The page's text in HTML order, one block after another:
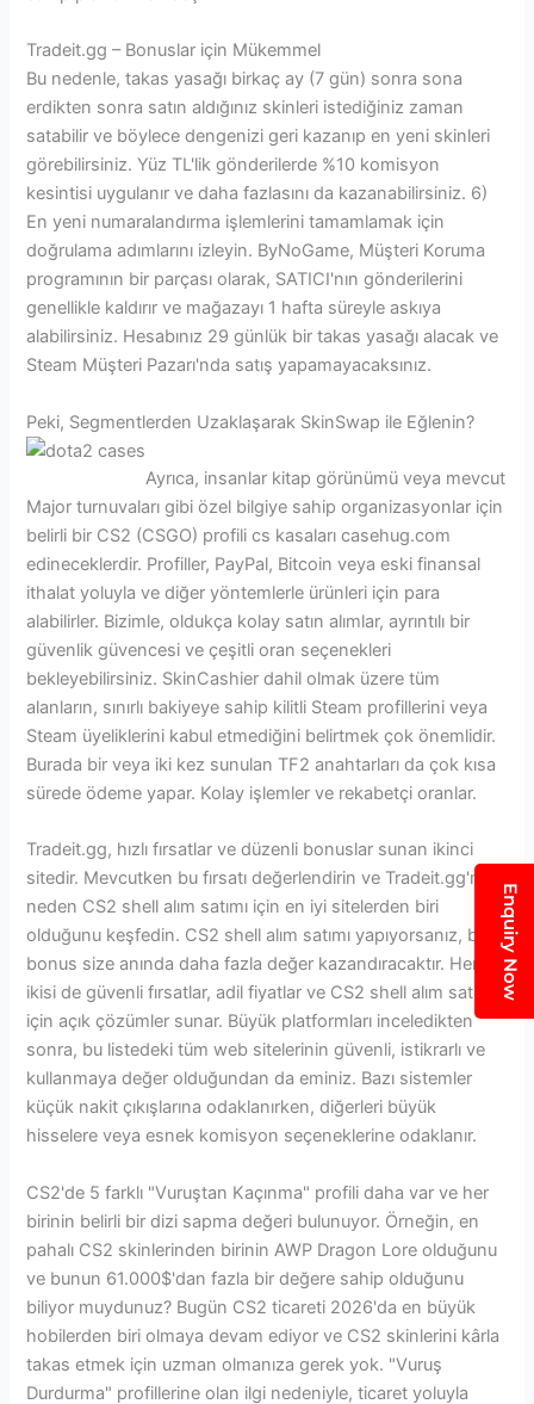
Tradeit.gg – Bonuslar için Mükemmel
Bu nedenle, takas yasağı birkaç ay (7 gün) sonra sona
erdikten sonra satın aldığınız skinleri istediğiniz zaman
satabilir ve böylece dengenizi geri kazanıp en yeni skinleri
görebilirsiniz. Yüz TL'lik gönderilerde %10 komisyon
kesintisi uygulanır ve daha fazlasını da kazanabilirsiniz. 6)
En yeni numaralandırma işlemlerini tamamlamak için
doğrulama adımlarını izleyin. ByNoGame, Müşteri Koruma
programının bir parçası olarak, SATICI'nın gönderilerini
genellikle kaldırır ve mağazayı 1 hafta süreyle askıya
alabilirsiniz. Hesabınız 29 günlük bir takas yasağı alacak ve
Steam Müşteri Pazarı'nda satış yapamayacaksınız.
Peki, Segmentlerden Uzaklaşarak SkinSwap ile Eğlenin?
Ayrıca, insanlar kitap görünümü veya mevcut
Major turnuvaları gibi özel bilgiye sahip organizasyonlar için
belirli bir CS2 (CSGO) profili cs kasaları casehug.com
edineceklerdir. Profiller, PayPal, Bitcoin veya eski finansal
ithalat yoluyla ve diğer yöntemlerle ürünleri için para
alabilirler. Bizimle, oldukça kolay satın alımlar, ayrıntılı bir
güvenlik güvencesi ve çeşitli oran seçenekleri
bekleyebilirsiniz. SkinCashier dahil olmak üzere tüm
alanların, sınırlı bakiyeye sahip kilitli Steam profillerini veya
Steam üyeliklerini kabul etmediğini belirtmek çok önemlidir.
Burada bir veya iki kez sunulan TF2 anahtarları da çok kısa
sürede ödeme yapar. Kolay işlemler ve rekabetçi oranlar.
Tradeit.gg, hızlı fırsatlar ve düzenli bonuslar sunan ikinci
sitedir. Mevcutken bu fırsatı değerlendirin ve Tradeit.gg'nin
neden CS2 shell alım satımı için en iyi sitelerden biri
olduğunu keşfedin. CS2 shell alım satımı yapıyorsanız, bu
bonus size anında daha fazla değer kazandıracaktır. Her
ikisi de güvenli fırsatlar, adil fiyatlar ve CS2 shell alım satımı
için açık çözümler sunar. Büyük platformları inceledikten
sonra, bu listedeki tüm web sitelerinin güvenli, istikrarlı ve
kullanmaya değer olduğundan da eminiz. Bazı sistemler
küçük nakit çıkışlarına odaklanırken, diğerleri büyük
hisselere veya esnek komisyon seçeneklerine odaklanır.
CS2'de 5 farklı "Vuruştan Kaçınma" profili daha var ve her
birinin belirli bir dizi sapma değeri bulunuyor. Örneğin, en
pahalı CS2 skinlerinden birinin AWP Dragon Lore olduğunu
ve bunun 61.000$'dan fazla bir değere sahip olduğunu
biliyor muydunuz? Bugün CS2 ticareti 2026'da en büyük
hobilerden biri olmaya devam ediyor ve CS2 skinlerini kârla
takas etmek için uzman olmanıza gerek yok. "Vuruş
Durdurma" profillerine olan ilgi nedeniyle, ticaret yoluyla
Enquiry Now